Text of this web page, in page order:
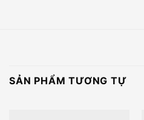
SẢN PHẨM TƯƠNG TỰ